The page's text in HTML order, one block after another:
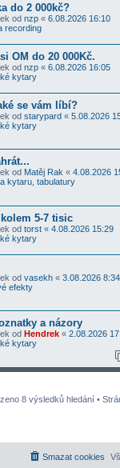
do 2 000kč?
od nzp « 6.08.2026 16:10
recording
OM do 20 000Kč.
od nzp « 6.08.2026 16:05
kytary
se vám líbí?
od starypard « 5.08.2026
kytary
od Matěj Rak « 4.08.2026
kytaru, tabulatury
5-7 tisic
od torst « 4.08.2026 15:29
kytary
od vasekh « 3.08.2026 8:34
efekty
a názory
od Hendrek « 2.08.2026
kytary
8 výsledků hledání •
Smazat cookies